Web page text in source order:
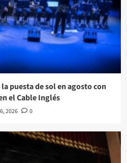
puesta de sol en agosto con
el Cable Inglés
2026 0